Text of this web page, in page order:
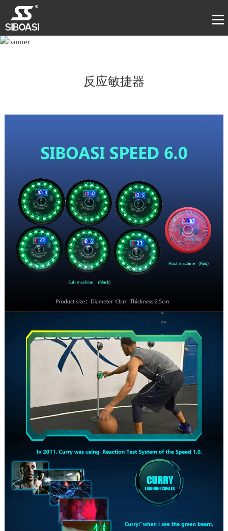
反应敏捷器